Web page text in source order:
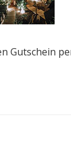
Gutschein